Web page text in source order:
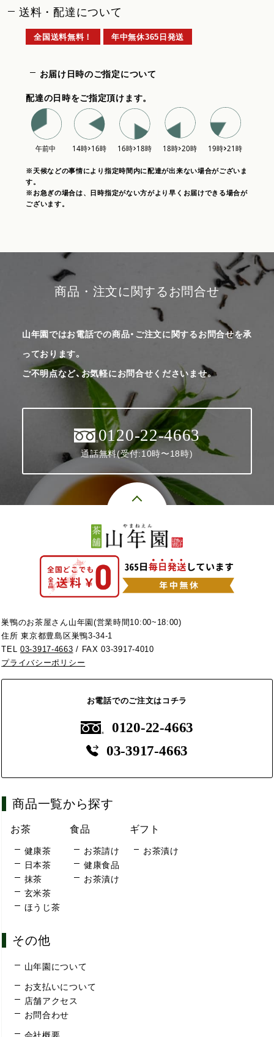
送料・配達について
全国送料無料！ 年中無休365日発送
お届け日時のご指定について
配達の日時をご指定頂けます。
※天候などの事情により指定時間内に配達が出来ない場合がございま
す。
※お急ぎの場合は、日時指定がない方がより早くお届けできる場合が
ございます。
商品・注文に関するお問合せ
山年園ではお電話での商品・ご注文に関するお問合せを承
っております。
ご不明点など、お気軽にお問合せくださいませ。
0120-22-4663
通話無料(受付:10時〜18時)
巣鴨のお茶屋さん山年園(営業時間10:00~18:00)
住所 東京都豊島区巣鴨3-34-1
TEL03-3917-4663 / FAX 03-3917-4010
プライバシーポリシー
お電話でのご注文はコチラ
0120-22-4663
03-3917-4663
商品一覧から探す
お茶
健康茶
日本茶
抹茶
玄米茶
ほうじ茶
食品
お茶請け
健康食品
お茶漬け
ギフト
お茶漬け
その他
山年園について
お支払いについて
店舗アクセス
お問合わせ
会社概要